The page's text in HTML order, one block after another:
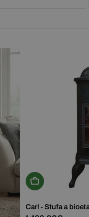
Aggiungi Al
Carl - Stufa a